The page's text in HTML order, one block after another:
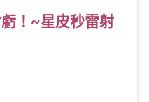
！~星皮秒雷射